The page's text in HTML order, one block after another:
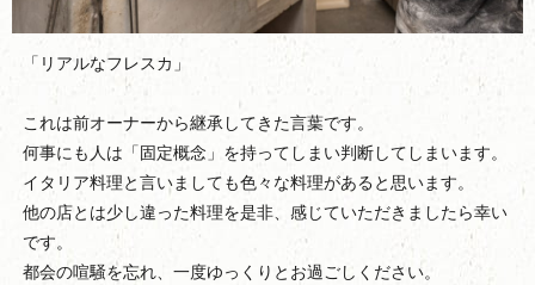
「リアルなフレスカ」
これは前オーナーから継承してきた言葉です。
何事にも人は「固定概念」を持ってしまい判断してしまいます。
イタリア料理と言いましても色々な料理があると思います。
他の店とは少し違った料理を是非、感じていただきましたら幸い
です。
都会の喧騒を忘れ、一度ゆっくりとお過ごしください。